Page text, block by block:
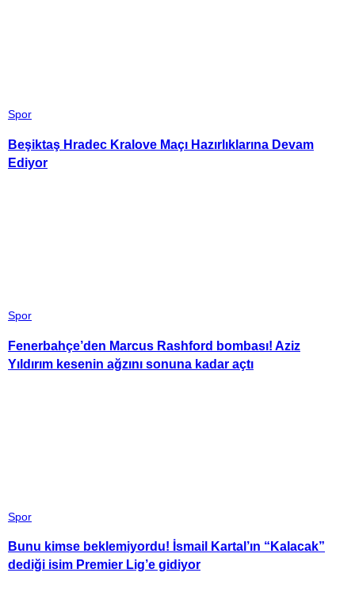
Spor
Beşiktaş Hradec Kralove Maçı Hazırlıklarına Devam
Ediyor
Spor
Fenerbahçe’den Marcus Rashford bombası! Aziz
Yıldırım kesenin ağzını sonuna kadar açtı
Spor
Bunu kimse beklemiyordu! İsmail Kartal’ın “Kalacak”
dediği isim Premier Lig’e gidiyor